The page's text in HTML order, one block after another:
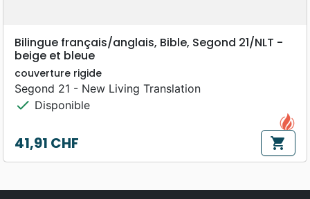
Bilingue français/anglais, Bible, Segond 21/NLT -
beige et bleue
couverture rigide
Segond 21 - New Living Translation
check Disponible
Prix
41,91 CHF shopping_cart